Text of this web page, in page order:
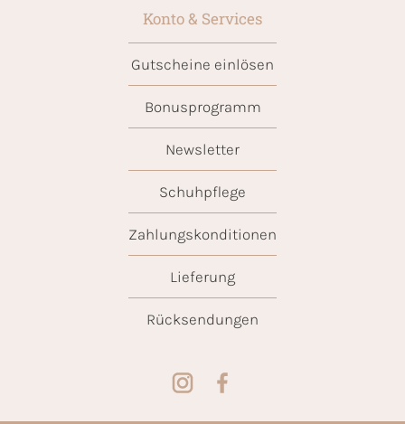
Konto & Services
Gutscheine einlösen
Bonusprogramm
Newsletter
Schuhpflege
Zahlungskonditionen
Lieferung
Rücksendungen